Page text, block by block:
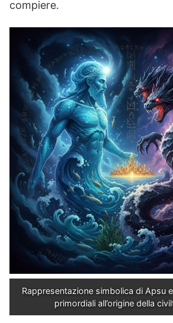
compiere.
Rappresentazione simbolica di Apsu
primordiali all’origine della